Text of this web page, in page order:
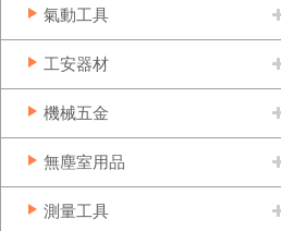
氣動工具
工安器材
機械五金
無塵室用品
測量工具